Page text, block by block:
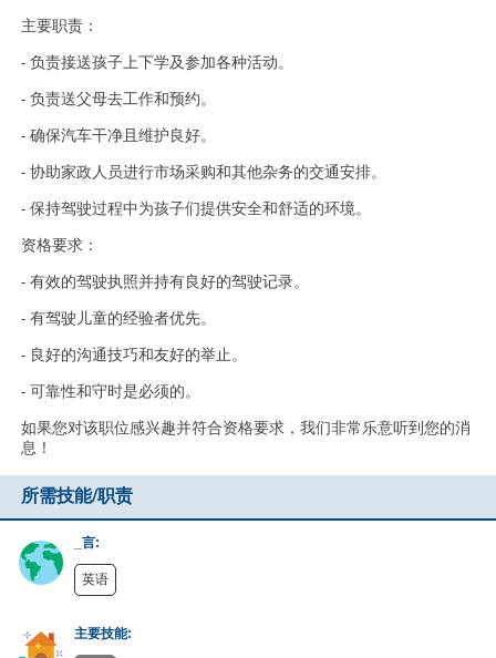
主要职责：
- 负责接送孩子上下学及参加各种活动。
- 负责送父母去工作和预约。
- 确保汽车干净且维护良好。
- 协助家政人员进行市场采购和其他杂务的交通安排。
- 保持驾驶过程中为孩子们提供安全和舒适的环境。
资格要求：
- 有效的驾驶执照并持有良好的驾驶记录。
- 有驾驶儿童的经验者优先。
- 良好的沟通技巧和友好的举止。
- 可靠性和守时是必须的。
如果您对该职位感兴趣并符合资格要求，我们非常乐意听到您的消
息！
所需技能/职责
_言:
英语
主要技能: